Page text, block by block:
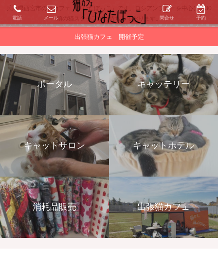
兵庫県西宮市の猫カフェ「ひなたぼっこ」です。ロシアンブルーを中心に約30
頭の猫スタッフがお待ちしております。
出張猫カフェ 開催予定
ポータル キャッテリー
キャットサロン キャットホテル
消耗品販売 出張猫カフェ
電話 メール 問合せ 予約